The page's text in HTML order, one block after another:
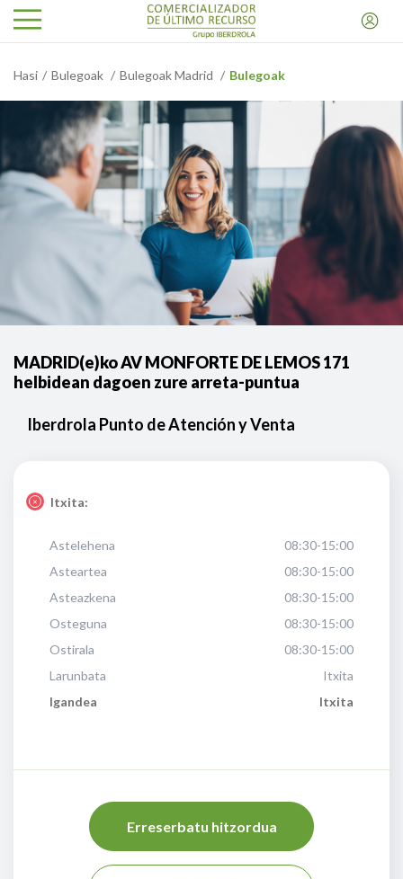
Hasi Bulegoak Bulegoak Madrid Bulegoak
MADRID(e)ko AV MONFORTE DE LEMOS 171
helbidean dagoen zure arreta-puntua
Iberdrola Punto de Atención y Venta
Itxita:
Astelehena
08:30-15:00
Asteartea
08:30-15:00
Asteazkena
08:30-15:00
Osteguna
08:30-15:00
Ostirala
08:30-15:00
Larunbata
Itxita
Igandea
Itxita
Erreserbatu hitzordua